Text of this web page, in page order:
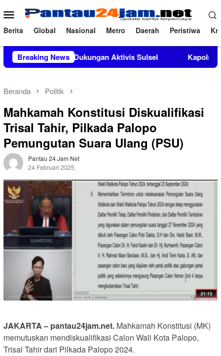
ke
konten
Menu
Mobile
Berita Global Nasional Metro Daerah Peristiwa
Breaking News
Dukungan Aktivis Sulsel Kapolres Polewali Mandar
Beranda Politik
Mahkamah Konstitusi Diskualifikasi
Trisal Tahir, Pilkada Palopo
Pemungutan Suara Ulang (PSU)
Pantau 24 Jam Net
24 Februari 2025
JAKARTA – pantau24jam.net. Mahkamah Konstitusi (MK)
memutuskan mendiskualifikasi Calon Wali Kota Palopo,
Trisal Tahir dari Pilkada Palopo 2024.